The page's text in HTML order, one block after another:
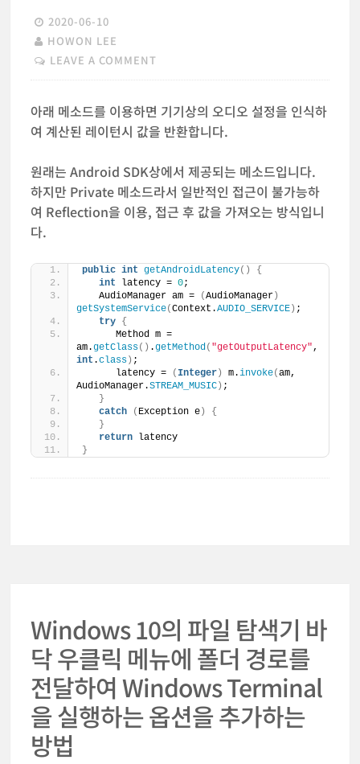
2020-06-10
HOWON LEE
LEAVE A COMMENT
아래 메소드를 이용하면 기기상의 오디오 설정을 인식하
여 계산된 레이턴시 값을 반환합니다.
원래는 Android SDK상에서 제공되는 메소드입니다.
하지만 Private 메소드라서 일반적인 접근이 불가능하
여 Reflection을 이용, 접근 후 값을 가져오는 방식입니
다.
public int getAndroidLatency()
{
int latency = 0;
   AudioManager am =
(AudioManager)
getSystemService(Context.AUDIO_SERVICE) ;
try {
      Method m =
am.getClass() .getMethod( "getOutputLatency"
int .class) ;
      latency =
( Integer) m.invoke(am,
AudioManager.STREAM_MUSIC) ;
}
catch
( Exception e)
{
}
return latency
}
Windows 10의 파일 탐색기 바
닥 우클릭 메뉴에 폴더 경로를
전달하여 Windows Terminal
을 실행하는 옵션을 추가하는
방법